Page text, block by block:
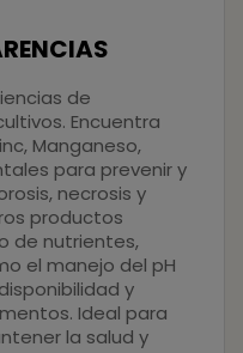
de
Encuentra
Manganeso,
para prevenir y
necrosis y
productos
de nutrientes,
el manejo del pH
y
Ideal para
la salud y